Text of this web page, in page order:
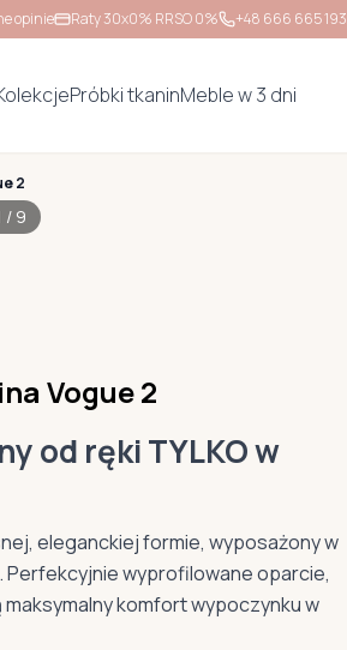
opinie Raty 30x0% RRSO 0% +48 666 665 193
Próbki tkaninMeble w 3 dni
2
/ 9
Vogue 2
od ręki TYLKO w
eleganckiej formie, wyposażony w
wyprofilowane oparcie,
komfort wypoczynku w